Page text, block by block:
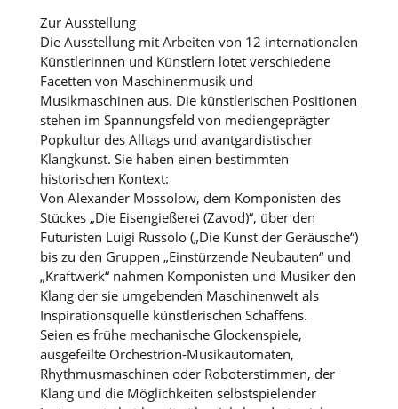
Zur Ausstellung
Die Ausstellung mit Arbeiten von 12 internationalen
Künstlerinnen und Künstlern lotet verschiedene
Facetten von Maschinenmusik und
Musikmaschinen aus. Die künstlerischen Positionen
stehen im Spannungsfeld von mediengeprägter
Popkultur des Alltags und avantgardistischer
Klangkunst. Sie haben einen bestimmten
historischen Kontext:
Von Alexander Mossolow, dem Komponisten des
Stückes „Die Eisengießerei (Zavod)“, über den
Futuristen Luigi Russolo („Die Kunst der Geräusche“)
bis zu den Gruppen „Einstürzende Neubauten“ und
„Kraftwerk“ nahmen Komponisten und Musiker den
Klang der sie umgebenden Maschinenwelt als
Inspirationsquelle künstlerischen Schaffens.
Seien es frühe mechanische Glockenspiele,
ausgefeilte Orchestrion-Musikautomaten,
Rhythmusmaschinen oder Roboterstimmen, der
Klang und die Möglichkeiten selbstspielender